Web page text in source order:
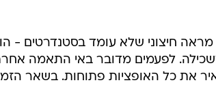
חיצוני שלא עומד בסטנדרטים -
לפעמים מדובר באי התאמה
את כל האופציות פתוחות. בשאר